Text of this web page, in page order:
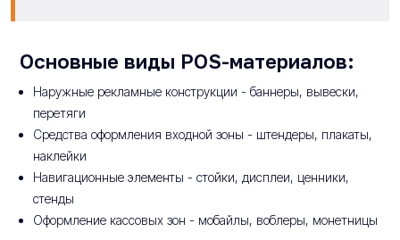
Основные виды POS-материалов:
Наружные рекламные конструкции - баннеры, вывески,
перетяги
Средства оформления входной зоны - штендеры, плакаты,
наклейки
Навигационные элементы - стойки, дисплеи, ценники,
стенды
Оформление кассовых зон - мобайлы, воблеры, монетницы